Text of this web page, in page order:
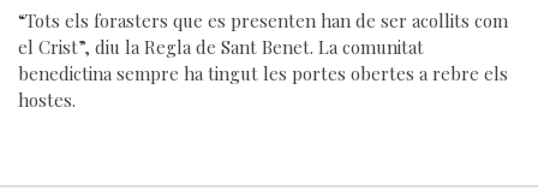
“Tots els forasters que es presenten han de ser acollits com
el Crist”, diu la Regla de Sant Benet. La comunitat
benedictina sempre ha tingut les portes obertes a rebre els
hostes.